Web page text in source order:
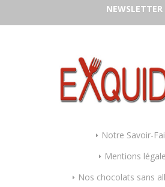
NEWSLETTER
Notre Savoir-
Mentions
Nos chocolats sans